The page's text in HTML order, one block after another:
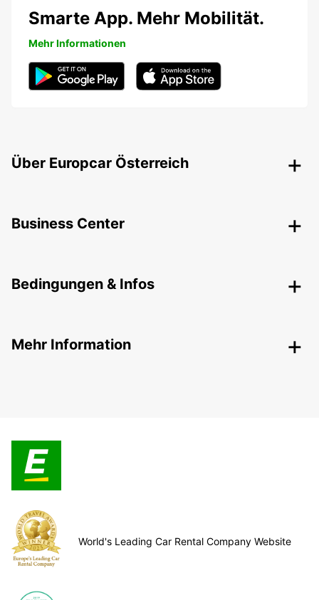
Smarte App. Mehr Mobilität.
Mehr Informationen
Über Europcar Österreich
Business Center
Bedingungen & Infos
Mehr Information
World's Leading Car Rental Company Website